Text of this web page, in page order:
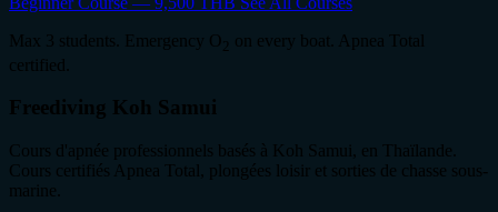
Max 3 students. Emergency O
on every boat. Apnea Total
certified.
Freediving Koh Samui
Cours d'apnée professionnels basés à Koh Samui, en Thaïlande.
Cours certifiés Apnea Total, plongées loisir et sorties de chasse sous-
marine.